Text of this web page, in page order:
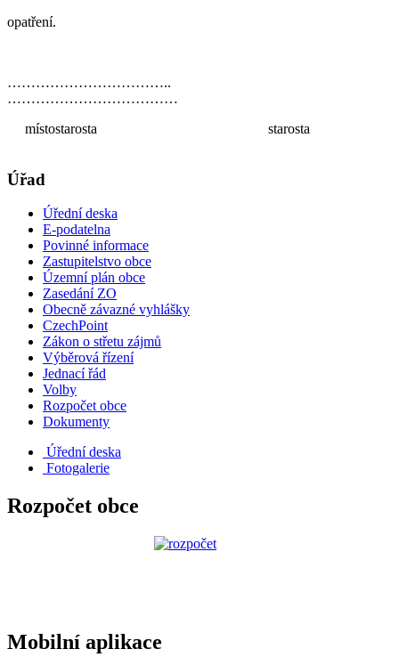
opatření.
……………………………..
………………………………
místostarosta starosta
Úřad
Úřední deska
E-podatelna
Povinné informace
Zastupitelstvo obce
Územní plán obce
Zasedání ZO
Obecně závazné vyhlášky
CzechPoint
Zákon o střetu zájmů
Výběrová řízení
Jednací řád
Volby
Rozpočet obce
Dokumenty
Úřední deska
Fotogalerie
Rozpočet obce
Mobilní aplikace